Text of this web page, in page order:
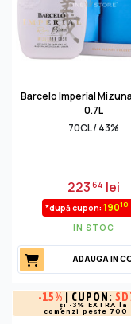
Barcelo Imperial
0.7L
70CL / 43%
22364 lei
*după cupon: 19010
IN STOC
ADAUGA IN
-15% | CUPON:
și -3% EXTRA la
comenzi peste 700